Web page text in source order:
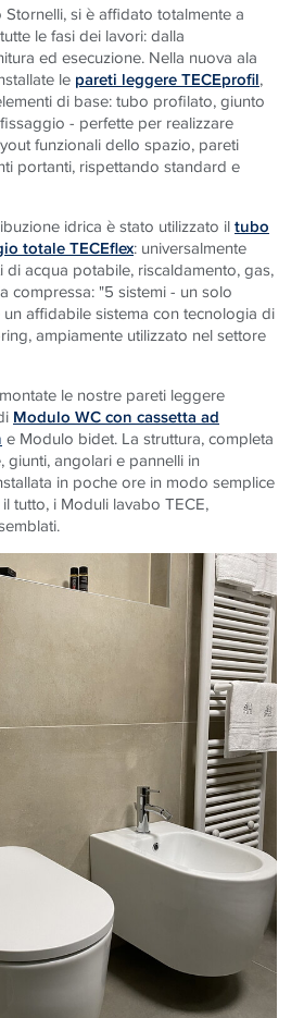
si è affidato totalmente a
le fasi dei lavori: dalla
ed esecuzione. Nella nuova ala
le pareti leggere TECEprofil,
di base: tubo profilato, giunto
- perfette per realizzare
funzionali dello spazio, pareti
portanti, rispettando standard e
idrica è stato utilizzato iltubo
totale TECEflex: universalmente
di acqua potabile, riscaldamento, gas,
compressa: "5 sistemi - un solo
un affidabile sistema con tecnologia di
ampiamente utilizzato nel settore
le nostre pareti leggere
Modulo WC con cassetta ad
e Modulo bidet. La struttura, completa
giunti, angolari e pannelli in
in poche ore in modo semplice
tutto, i Moduli lavabo TECE,